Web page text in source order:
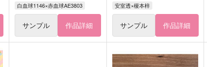
白血球1146×赤血球AE3803
サンプル 作品詳細
安室透×榎本梓
サンプル 作品詳細